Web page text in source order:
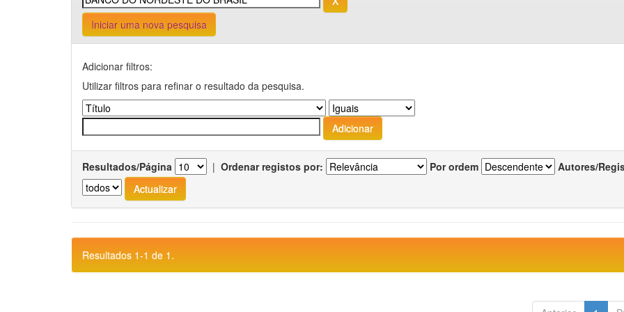
Iniciar uma nova pesquisa
Adicionar filtros:
Utilizar filtros para refinar o resultado da pesquisa.
Resultados/Página | Ordenar registos por: Por ordem Autores/
Resultados 1-1 de 1.